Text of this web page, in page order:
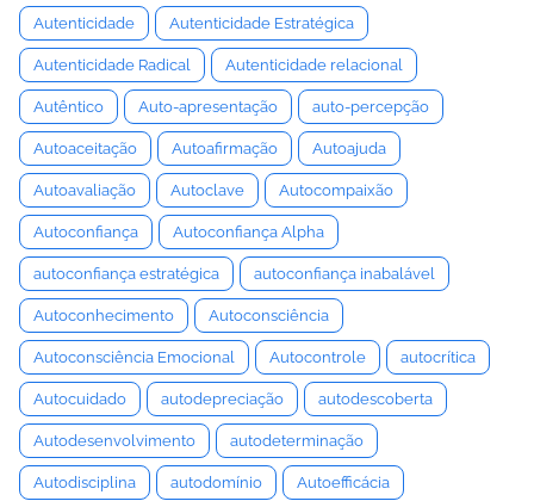
Autenticidade Autenticidade Estratégica
Autenticidade Radical Autenticidade relacional
Autêntico Auto-apresentação auto-percepção
Autoaceitação Autoafirmação Autoajuda
Autoavaliação Autoclave Autocompaixão
Autoconfiança Autoconfiança Alpha
autoconfiança estratégica autoconfiança inabalável
Autoconhecimento Autoconsciência
Autoconsciência Emocional Autocontrole autocrítica
Autocuidado autodepreciação autodescoberta
Autodesenvolvimento autodeterminação
Autodisciplina autodomínio Autoefficácia